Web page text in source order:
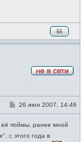
е
т
С
б
26 июн 2007, 14:46
её поймы, ранее мной
с этого года в